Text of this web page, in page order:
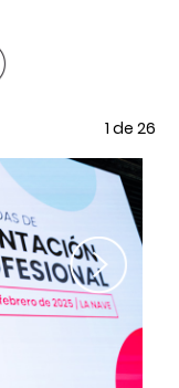
1 de 26
Next